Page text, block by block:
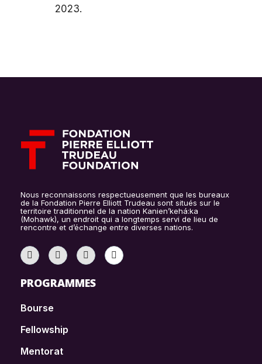
2023.
Nous reconnaissons respectueusement que les bureaux
de la Fondation Pierre Elliott Trudeau sont situés sur le
territoire traditionnel de la nation Kanien’kehá:ka
(Mohawk), un endroit qui a longtemps servi de lieu de
rencontre et d’échange entre diverses nations.
PROGRAMMES
Bourse
Fellowship
Mentorat